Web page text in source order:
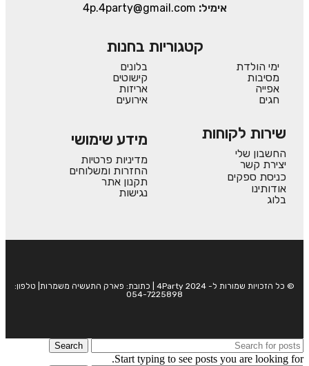
אימיל: 4p.4party@gmail.com
קטגוריות בחנות
ימי הולדת
מסיבות
אפייה
חגים
בלונים
קישוטים
אריזות
אירועים
שירות לקוחות
החשבון שלי
יצירת קשר
כניסת ספקים
אודותינו
בלוג
מידע שימושי
מדיניות פרטיות
החזרות ומשלוחים
תקנון אתר
נגישות
© כל הזכויות שמורות ל- 4Party 2024 | כתובת: פארק התעשיה משמרות| טלפון:
054-7225898
Search
Start typing to see posts you are looking for.